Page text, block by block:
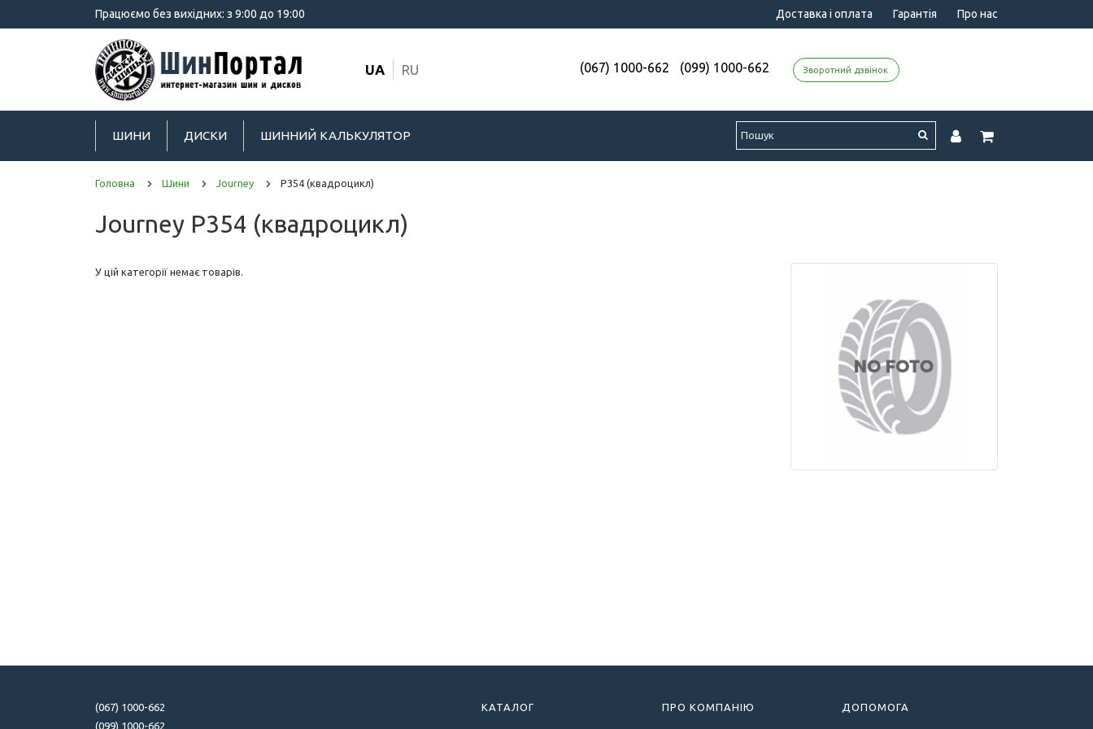
Працюємо без вихідних: з 9:00 до 19:00 Доставка і оплата Гарантія Про нас
UA RU (067) 1000-662 (099) 1000-662 Зворотний дзвінок
ШИНИ ДИСКИ ШИННИЙ КАЛЬКУЛЯТОР
Головна Шини Journey P354 (квадроцикл)
Journey P354 (квадроцикл)
У цій категорії немає товарів.
(067) 1000-662
(099) 1000-662
КАТАЛОГ ПРО КОМПАНІЮ ДОПОМОГА